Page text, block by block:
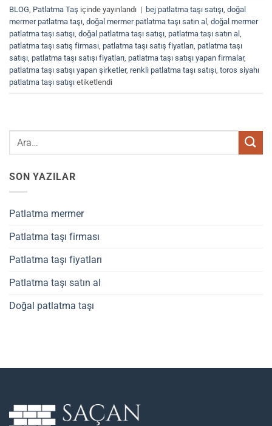
BLOG Patlatma Taş içinde yayınlandı | bej patlatma taşı satışı doğal
mermer patlatma taşı doğal mermer patlatma taşı satın al doğal mermer
patlatma taşı satışı doğal patlatma taşı satışı patlatma taşı satın al
patlatma taşı satış firması patlatma taşı satış fiyatları patlatma taşı
satışı patlatma taşı satışı fiyatları patlatma taşı satışı yapan firmalar,
patlatma taşı satışı yapan şirketler, renkli patlatma taşı satışı toros siyahı
patlatma taşı satışı etiketlendi
SON YAZILAR
Patlatma mermer
Patlatma taşı firması
Patlatma taşı fiyatları
Patlatma taşı satın al
Doğal patlatma taşı